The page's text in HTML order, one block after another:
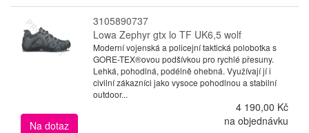
3105890737
Lowa Zephyr gtx lo TF UK6,5 wolf
Moderní vojenská a policejní taktická polobotka s
GORE-TEX®ovou podšívkou pro rychlé přesuny.
Lehká, pohodlná, podélně ohebná. Využívají jí i
civilní zákazníci jako vysoce pohodlnou a stabilní
outdoor...
4 190,00 Kč
Na dotaz
na objednávku